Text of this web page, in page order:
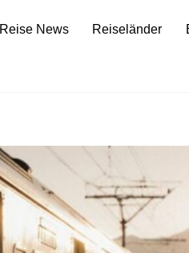
Reise News Reiseländer